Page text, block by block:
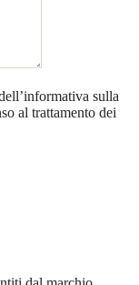
sulla
al trattamento dei